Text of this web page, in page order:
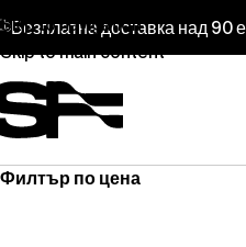
Skip to navigation
Skip to main content
Безплатна доставка над 90
Филтър по цена